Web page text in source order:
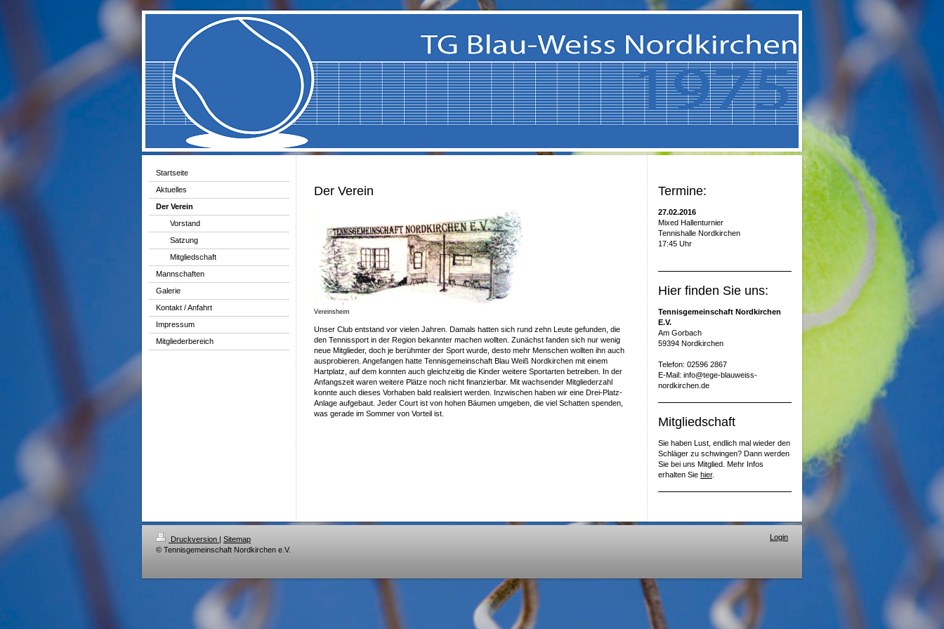
Startseite
Aktuelles
Der Verein
Vorstand
Satzung
Mitgliedschaft
Mannschaften
Galerie
Kontakt / Anfahrt
Impressum
Mitgliederbereich
Der Verein
Vereinsheim
Unser Club entstand vor vielen Jahren. Damals hatten sich rund zehn Leute gefunden, die
den Tennissport in der Region bekannter machen wollten. Zunächst fanden sich nur wenig
neue Mitglieder, doch je berühmter der Sport wurde, desto mehr Menschen wollten ihn auch
ausprobieren. Angefangen hatte Tennisgemeinschaft Blau Weiß Nordkirchen mit einem
Hartplatz, auf dem konnten auch gleichzeitig die Kinder weitere Sportarten betreiben. In der
Anfangszeit waren weitere Plätze noch nicht finanzierbar. Mit wachsender Mitgliederzahl
konnte auch dieses Vorhaben bald realisiert werden. Inzwischen haben wir eine Drei-Platz-
Anlage aufgebaut. Jeder Court ist von hohen Bäumen umgeben, die viel Schatten spenden,
was gerade im Sommer von Vorteil ist.
Termine:
27.02.2016
Mixed Hallenturnier
Tennishalle Nordkirchen
17:45 Uhr
Hier finden Sie uns:
Tennisgemeinschaft Nordkirchen
E.V.
Am Gorbach
59394 Nordkirchen
Telefon: 02596 2867
E-Mail: info@tege-blauweiss-
nordkirchen.de
Mitgliedschaft
Sie haben Lust, endlich mal wieder den
Schläger zu schwingen? Dann werden
Sie bei uns Mitglied. Mehr Infos
erhalten Sie hier.
Druckversion | Sitemap
© Tennisgemeinschaft Nordkirchen e.V.
Login